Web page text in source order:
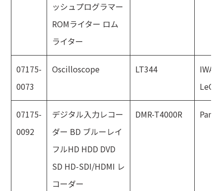
ッシュプログラマー
ROMライター ロム
ライター
07175-
0073
Oscilloscope LT344
07175-
0092
デジタル入力レコー
ダー BD ブルーレイ
フルHD HDD DVD
SD HD-SDI/HDMI レ
コーダー
DMR-T4000R